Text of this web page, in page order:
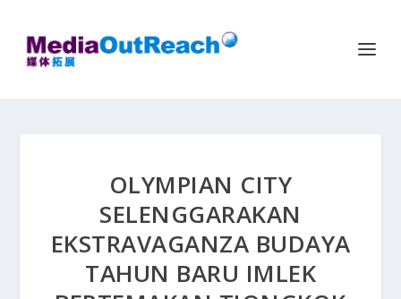
OLYMPIAN CITY
SELENGGARAKAN
EKSTRAVAGANZA BUDAYA
TAHUN BARU IMLEK